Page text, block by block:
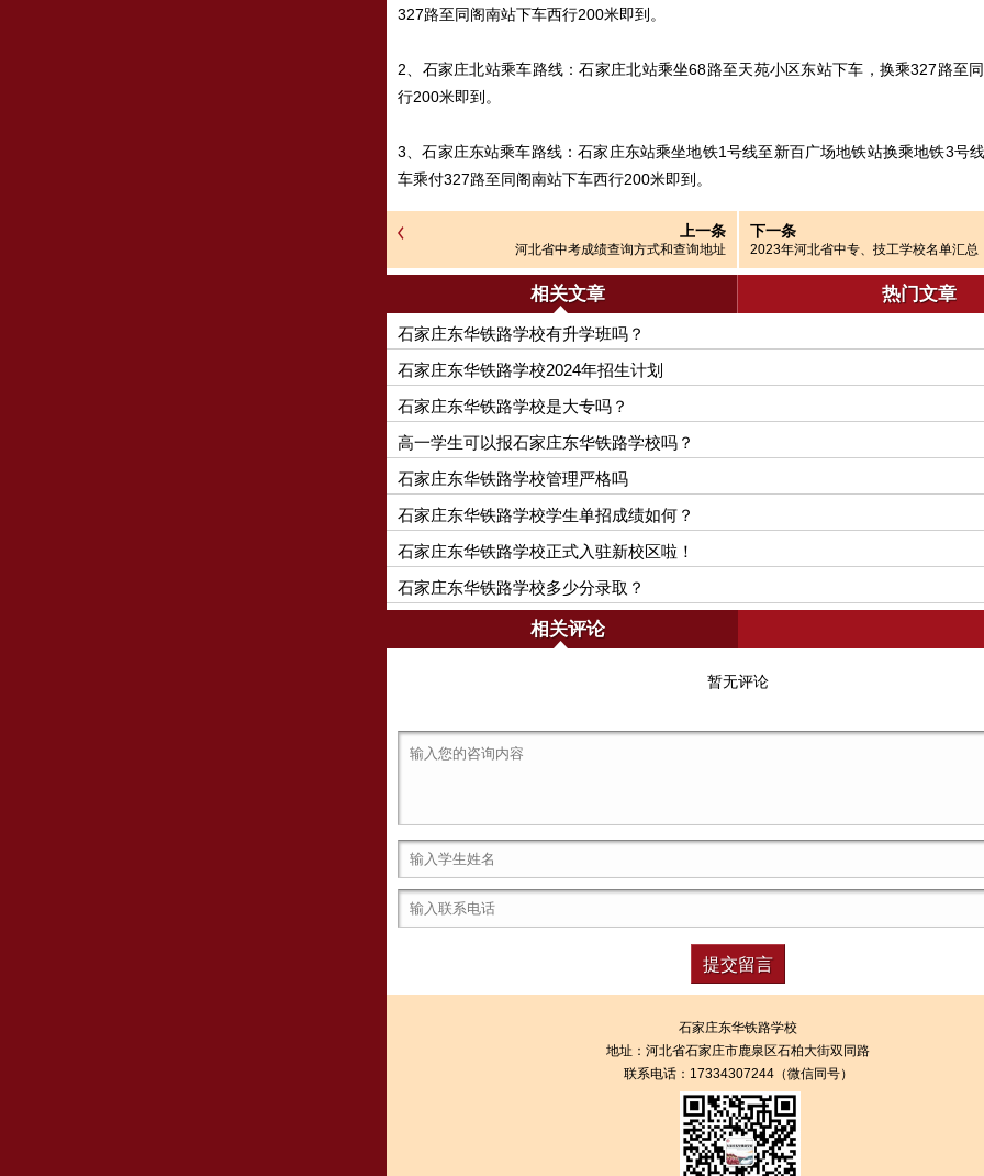
327路至同阁南站下车西行200米即到。
2、石家庄北站乘车路线：石家庄北站乘坐68路至天苑小区东站下车，换乘327路至
行200米即到。
3、石家庄东站乘车路线：石家庄东站乘坐地铁1号线至新百广场地铁站换乘地铁3号
车乘付327路至同阁南站下车西行200米即到。
上一条
河北省中考成绩查询方式和查询地址
下一条
2023年河北省中专、技工学校名单汇总
相关文章 热门文章
石家庄东华铁路学校有升学班吗？
石家庄东华铁路学校2024年招生计划
石家庄东华铁路学校是大专吗？
高一学生可以报石家庄东华铁路学校吗？
石家庄东华铁路学校管理严格吗
石家庄东华铁路学校学生单招成绩如何？
石家庄东华铁路学校正式入驻新校区啦！
石家庄东华铁路学校多少分录取？
相关评论
暂无评论
石家庄东华铁路学校
地址： 河北省石家庄市鹿泉区石柏大街双同路
联系电话：17334307244（微信同号）